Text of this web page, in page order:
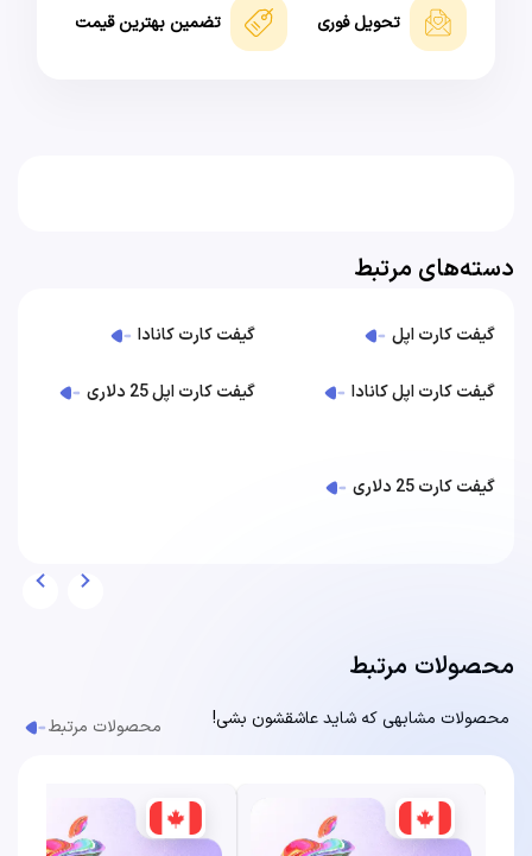
تحویل فوری تضمین بهترین قیمت
دسته‌های مرتبط
گیفت کارت اپل
گیفت کارت اپل کانادا
گیفت کارت کانادا
گیفت کارت اپل 25 دلاری
گیفت کارت 25 دلاری
محصولات مرتبط
محصولات مشابهی که شاید عاشقشون بشی! محصولات مرتبط